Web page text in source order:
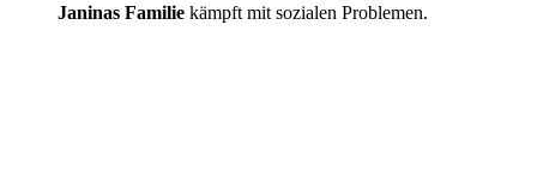
Janinas Familie kämpft mit sozialen Problemen.